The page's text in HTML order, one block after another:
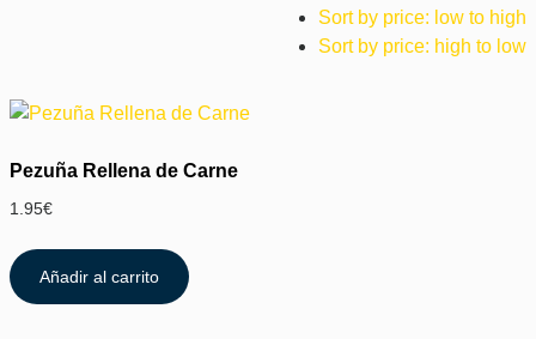
Sort by price: low to high
Sort by price: high to low
Pezuña Rellena de Carne
1.95€
Añadir al carrito